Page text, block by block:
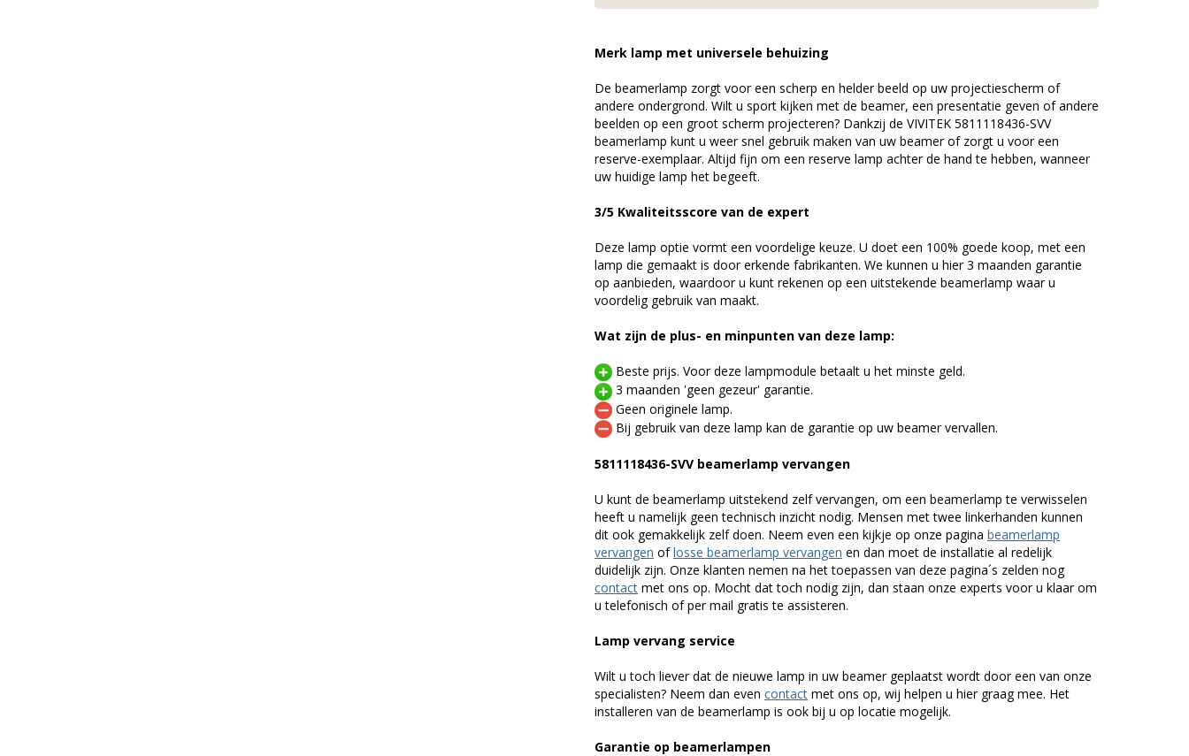
Merk lamp met universele behuizing
De beamerlamp zorgt voor een scherp en helder beeld op uw projectiescherm of
andere ondergrond. Wilt u sport kijken met de beamer, een presentatie geven of andere
beelden op een groot scherm projecteren? Dankzij de VIVITEK 5811118436-SVV
beamerlamp kunt u weer snel gebruik maken van uw beamer of zorgt u voor een
reserve-exemplaar. Altijd fijn om een reserve lamp achter de hand te hebben, wanneer
uw huidige lamp het begeeft.
3/5 Kwaliteitsscore van de expert
Deze lamp optie vormt een voordelige keuze. U doet een 100% goede koop, met een
lamp die gemaakt is door erkende fabrikanten. We kunnen u hier 3 maanden garantie
op aanbieden, waardoor u kunt rekenen op een uitstekende beamerlamp waar u
voordelig gebruik van maakt.
Wat zijn de plus- en minpunten van deze lamp:
Beste prijs. Voor deze lampmodule betaalt u het minste geld.
3 maanden 'geen gezeur' garantie.
Geen originele lamp.
Bij gebruik van deze lamp kan de garantie op uw beamer vervallen.
5811118436-SVV beamerlamp vervangen
U kunt de beamerlamp uitstekend zelf vervangen, om een beamerlamp te verwisselen
heeft u namelijk geen technisch inzicht nodig. Mensen met twee linkerhanden kunnen
dit ook gemakkelijk zelf doen. Neem even een kijkje op onze pagina beamerlamp
vervangen oflosse beamerlamp vervangen en dan moet de installatie al redelijk
duidelijk zijn. Onze klanten nemen na het toepassen van deze pagina´s zelden nog
contact met ons op. Mocht dat toch nodig zijn, dan staan onze experts voor u klaar om
u telefonisch of per mail gratis te assisteren.
Lamp vervang service
Wilt u toch liever dat de nieuwe lamp in uw beamer geplaatst wordt door een van onze
specialisten? Neem dan even contact met ons op, wij helpen u hier graag mee. Het
installeren van de beamerlamp is ook bij u op locatie mogelijk.
Garantie op beamerlampen